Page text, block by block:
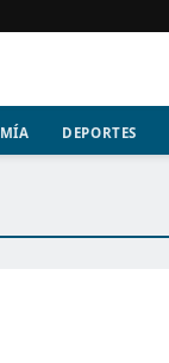
DEPORTES